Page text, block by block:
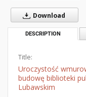
Download
DESCRIPTION
Title:
Uroczystość
budowę biblioteki
Lubawskim